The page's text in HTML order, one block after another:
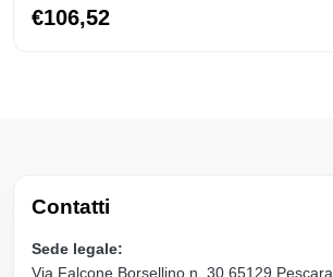
€106,52
Contatti
Sede legale:
Via Falcone Borsellino n. 30 65129 Pescara